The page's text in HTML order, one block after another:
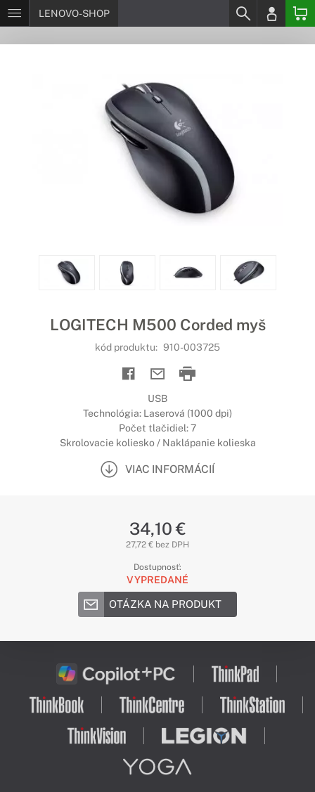
LENOVO-SHOP
LOGITECH M500 Corded myš
kód produktu: 910-003725
USB
Technológia: Laserová (1000 dpi)
Počet tlačidiel: 7
Skrolovacie koliesko / Naklápanie kolieska
VIAC INFORMÁCIÍ
34,10 €
27,72 € bez DPH
Dostupnosť:
VYPREDANÉ
OTÁZKA NA PRODUKT